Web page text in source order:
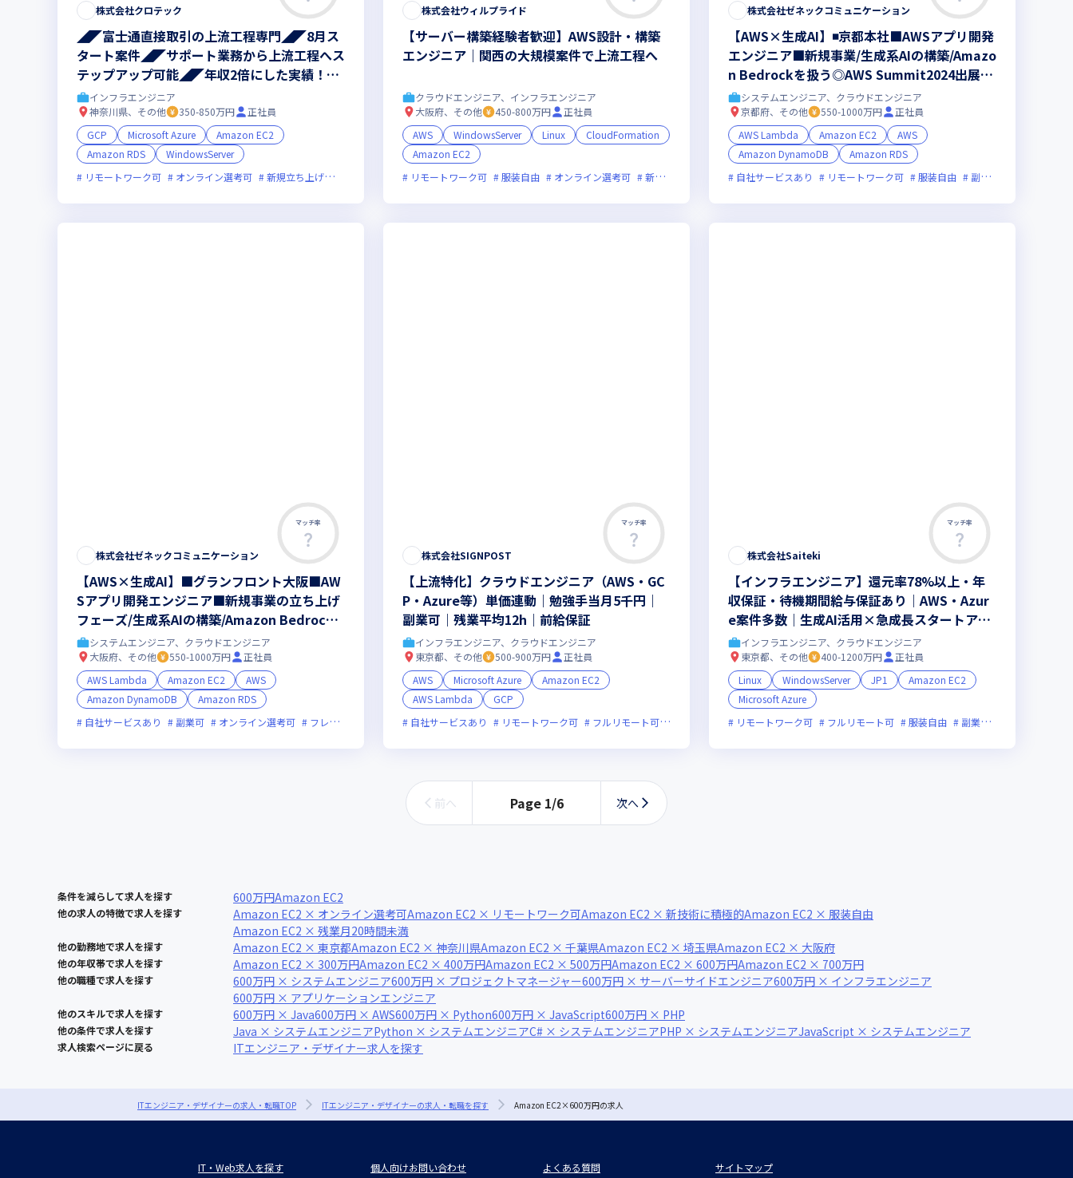
株式会社クロテック
◢◤富士通直接取引の上流工程専門◢◤8月ス
タート案件◢◤サポート業務から上流工程へス
テップアップ可能◢◤年収2倍にした実績！あ
なたの市場価値を最大化！
インフラエンジニア
神奈川県、その他
350-850万円
正社員
GCP
Microsoft Azure
Amazon EC2
Amazon RDS
WindowsServer
リモートワーク可
オンライン選考可 新規立ち上げ 新技術に積極的 ベンチャー企業
株式会社ウィルプライド
【サーバー構築経験者歓迎】AWS設計・構築
エンジニア｜関西の大規模案件で上流工程へ
クラウドエンジニア、インフラエンジニア
大阪府、その他
450-800万円
正社員
AWS
WindowsServer Linux
CloudFormation
Amazon EC2
リモートワーク可
服装自由 オンライン選考可 新技術に積極的 面接1回 ベンチャー企業 残業月20時間未満 女性エンジニアが活躍中
株式会社ゼネックコミュニケーション
【AWS×生成AI】◾️京都本社■AWSアプリ開発
エンジニア■新規事業/生成系AIの構築/Amazo
n Bedrockを扱う◎AWS Summit2024出展企
業！AWS Bronze Sponsors
システムエンジニア、クラウドエンジニア
京都府、その他
550-1000万円
正社員
AWS Lambda
Amazon EC2
AWS
Amazon DynamoDB
Amazon RDS
自社サービスあり
リモートワーク可 服装自由 副業可
マッチ率
株式会社ゼネックコミュニケーション
【AWS×生成AI】■グランフロント大阪■AW
Sアプリ開発エンジニア■新規事業の立ち上げ
フェーズ/生成系AIの構築/Amazon Bedrock
を扱う◎AWS Summit2024出展企業！AWS B
ronze Sponsors
システムエンジニア、クラウドエンジニア
大阪府、その他
550-1000万円
正社員
AWS Lambda
Amazon EC2
AWS
Amazon DynamoDB
Amazon RDS
自社サービスあり
副業可 オンライン選考可 フレックス制度あり 新規立ち上げ 新技術に積極的 残業月20時間未満 女性エンジニアが活躍中
マッチ率
株式会社SIGNPOST
【上流特化】クラウドエンジニア（AWS・GC
P・Azure等）単価連動｜勉強手当月5千円｜
副業可｜残業平均12h｜前給保証
インフラエンジニア、クラウドエンジニア
東京都、その他
500-900万円
正社員
AWS
Microsoft Azure
Amazon EC2
AWS Lambda
GCP
自社サービスあり
リモートワーク可 フルリモート可 副業可 オンライン選考可 新規立ち上げ ベンチャー企業
マッチ率
株式会社Saiteki
【インフラエンジニア】還元率78%以上・年
収保証・待機期間給与保証あり｜AWS・Azur
e案件多数｜生成AI活用×急成長スタートアッ
プ｜100項目スキル評価で市場価値を可視化｜
年休130日超・平均残業月5~7時間
インフラエンジニア、クラウドエンジニア
東京都、その他
400-1200万円
正社員
Linux
WindowsServer JP1
Amazon EC2
Microsoft Azure
リモートワーク可
フルリモート可 服装自由 副業可
前へ Page 1/6 次へ
条件を減らして求人を探す 600万円Amazon EC2
他の求人の特徴で求人を探す Amazon EC2 × オンライン選考可Amazon EC2 × リモートワーク可Amazon EC2 × 新技術に積極的Amazon EC2 × 服装自由
Amazon EC2 × 残業月20時間未満
他の勤務地で求人を探す Amazon EC2 × 東京都Amazon EC2 × 神奈川県Amazon EC2 × 千葉県Amazon EC2 × 埼玉県Amazon EC2 × 大阪府
他の年収帯で求人を探す Amazon EC2 × 300万円Amazon EC2 × 400万円Amazon EC2 × 500万円Amazon EC2 × 600万円Amazon EC2 × 700万円
他の職種で求人を探す 600万円 × システムエンジニア600万円 × プロジェクトマネージャー600万円 × サーバーサイドエンジニア600万円 × インフラエンジニア
600万円 × アプリケーションエンジニア
他のスキルで求人を探す 600万円 × Java600万円 × AWS600万円 × Python600万円 × JavaScript600万円 × PHP
他の条件で求人を探す Java × システムエンジニアPython × システムエンジニアC# × システムエンジニアPHP × システムエンジニアJavaScript × システムエンジニア
求人検索ページに戻る ITエンジニア・デザイナー求人を探す
ITエンジニア・デザイナーの求人・転職TOP ITエンジニア・デザイナーの求人・転職を探す Amazon EC2×600万円の求人
IT・Web求人を探す 個人向けお問い合わせ よくある質問 サイトマップ